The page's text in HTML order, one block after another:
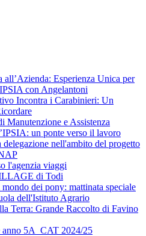
all’Azienda: Esperienza Unica per
con Angelantoni
Incontra i Carabinieri: Un
Manutenzione e Assistenza
un ponte verso il lavoro
delegazione nell'ambito del progetto
l'agenzia viaggi
di Todi
dei pony: mattinata speciale
dell'Istituto Agrario
Terra: Grande Raccolto di Favino
anno 5A_CAT 2024/25